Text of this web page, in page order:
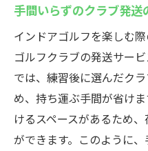
手間いらずのクラブ発送
インドアゴルフを楽しむ
ゴルフクラブの発送サー
では、練習後に選んだク
め、持ち運ぶ手間が省け
けるスペースがあるため
ができます。このように